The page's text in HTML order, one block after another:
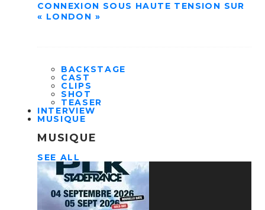
CONNEXION SOUS HAUTE TENSION SUR
« LONDON »
BACKSTAGE
CAST
CLIPS
SHOT
TEASER
INTERVIEW
MUSIQUE
MUSIQUE
SEE ALL